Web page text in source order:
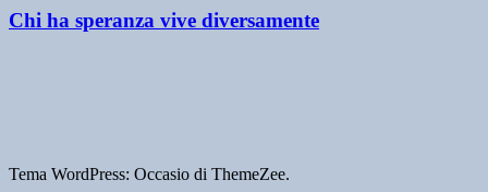
Chi ha speranza vive diversamente
Tema WordPress: Occasio di ThemeZee.